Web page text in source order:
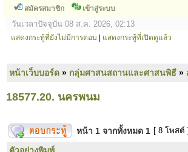
สมัครสมาชิก เข้าสู่ระบบ
วันเวลาปัจจุบัน 08 ส.ค. 2026, 02:13
แสดงกระทู้ที่ยังไม่มีการตอบ แสดงกระทู้ที่เปิดดูแล้ว
หน้าเว็บบอร์ด » กลุ่มศาสนสถานและศาสนพิธี »
18577.20. นครพนม
หน้า 1 จากทั้งหมด 1 [ 8 โพสต์ ]